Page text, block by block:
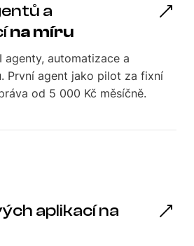
a
na míru
agenty, automatizace a
První agent jako pilot za fixní
od 5 000 Kč měsíčně.
aplikací na